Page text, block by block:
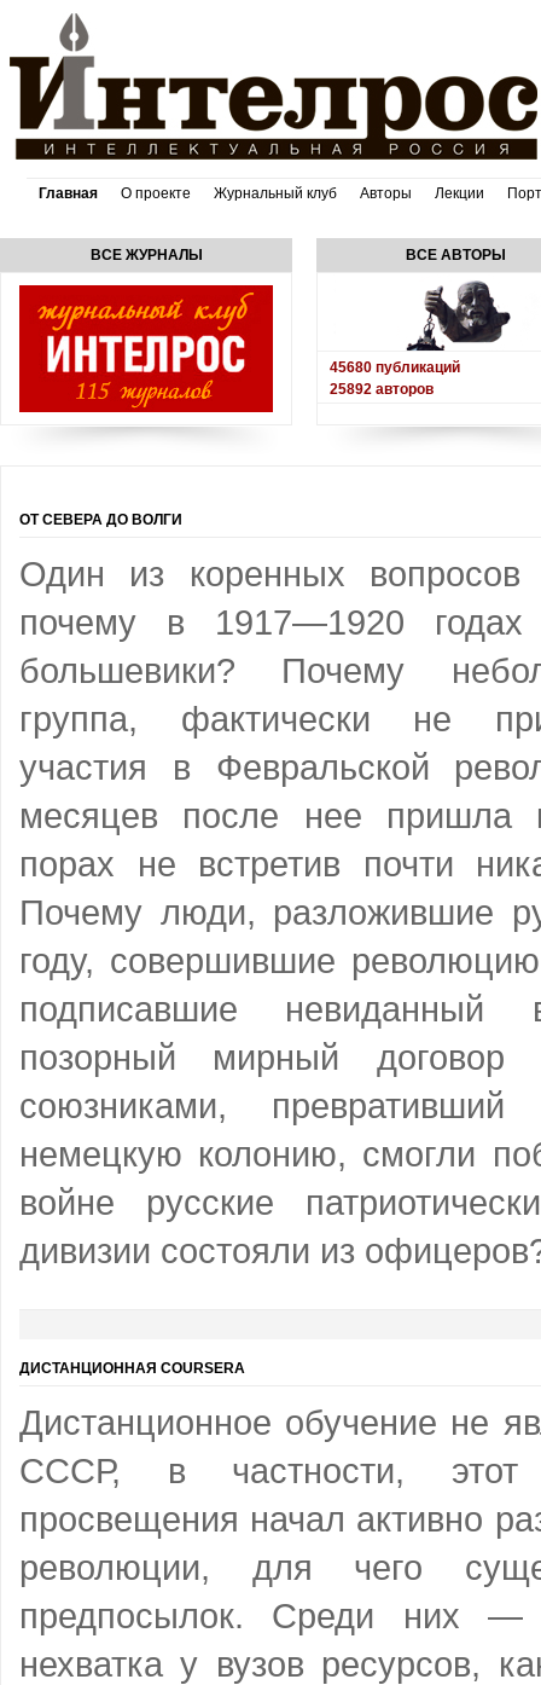
Главная О проекте Журнальный клуб Авторы Лекции
ВСЕ ЖУРНАЛЫ ВСЕ АВТОРЫ
45680 публикаций
25892 авторов
ОТ СЕВЕРА ДО ВОЛГИ
Один из коренных
почему в 1917—1920
большевики? Почему
группа, фактически не
участия в Февральской
месяцев после нее пришла
порах не встретив почти
Почему люди, разложившие
году, совершившие
подписавшие невиданный
позорный мирный
союзниками,
немецкую колонию, смогли
войне русские
дивизии состояли из
ДИСТАНЦИОННАЯ COURSERA
Дистанционное обучение не
СССР, в частности, этот
просвещения начал активно
революции, для чего
предпосылок. Среди них —
нехватка у вузов ресурсов,